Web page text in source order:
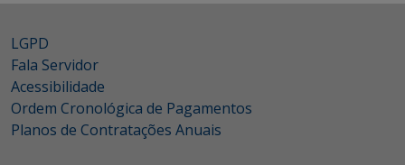
LGPD
Fala Servidor
Acessibilidade
Ordem Cronológica de Pagamentos
Planos de Contratações Anuais